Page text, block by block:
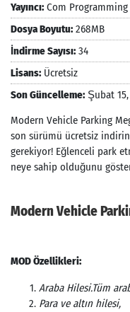
Yayıncı: Com Programming
Dosya Boyutu: 268MB
İndirme Sayısı: 34
Lisans: Ücretsiz
Son Güncelleme: Şubat
Modern Vehicle Parking
son sürümü ücretsiz
gerekiyor! Eğlenceli park
neye sahip olduğunu
Modern Vehicle
MOD Özellikleri:
Araba Hilesi.Tüm
Para ve altın hilesi,